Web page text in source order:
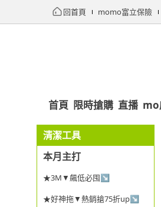
回首頁 momo富立保險
首頁 限時搶購 直播 mo
清潔工具
本月主打
★3M▼飆低必囤↘
★好神拖▼熱銷搶75折up↘